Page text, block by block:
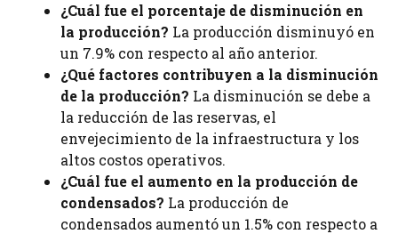
¿Cuál fue el porcentaje de disminución en
la producción? La producción disminuyó en
un 7.9% con respecto al año anterior.
¿Qué factores contribuyen a la disminución
de la producción? La disminución se debe a
la reducción de las reservas, el
envejecimiento de la infraestructura y los
altos costos operativos.
¿Cuál fue el aumento en la producción de
condensados? La producción de
condensados aumentó un 1.5% con respecto a